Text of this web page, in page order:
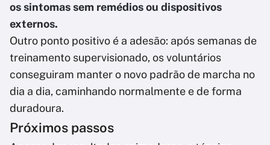
os sintomas sem remédios ou dispositivos
externos.
Outro ponto positivo é a adesão: após semanas de
treinamento supervisionado, os voluntários
conseguiram manter o novo padrão de marcha no
dia a dia, caminhando normalmente e de forma
duradoura.
Próximos passos